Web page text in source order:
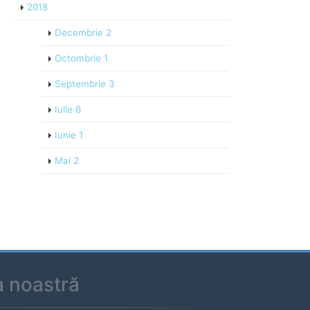
2018
Decembrie 2
Octombrie 1
Septembrie 3
Iulie 6
Iunie 1
Mai 2
noastră